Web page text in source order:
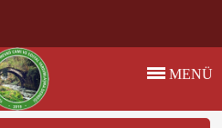
MENÜ